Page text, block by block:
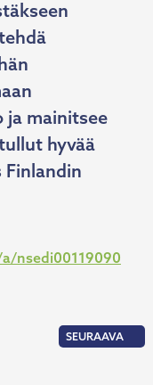
ja mainitsee
hyvää
Finlandin
nsedi00119090
SEURAAVA
:
UUSI